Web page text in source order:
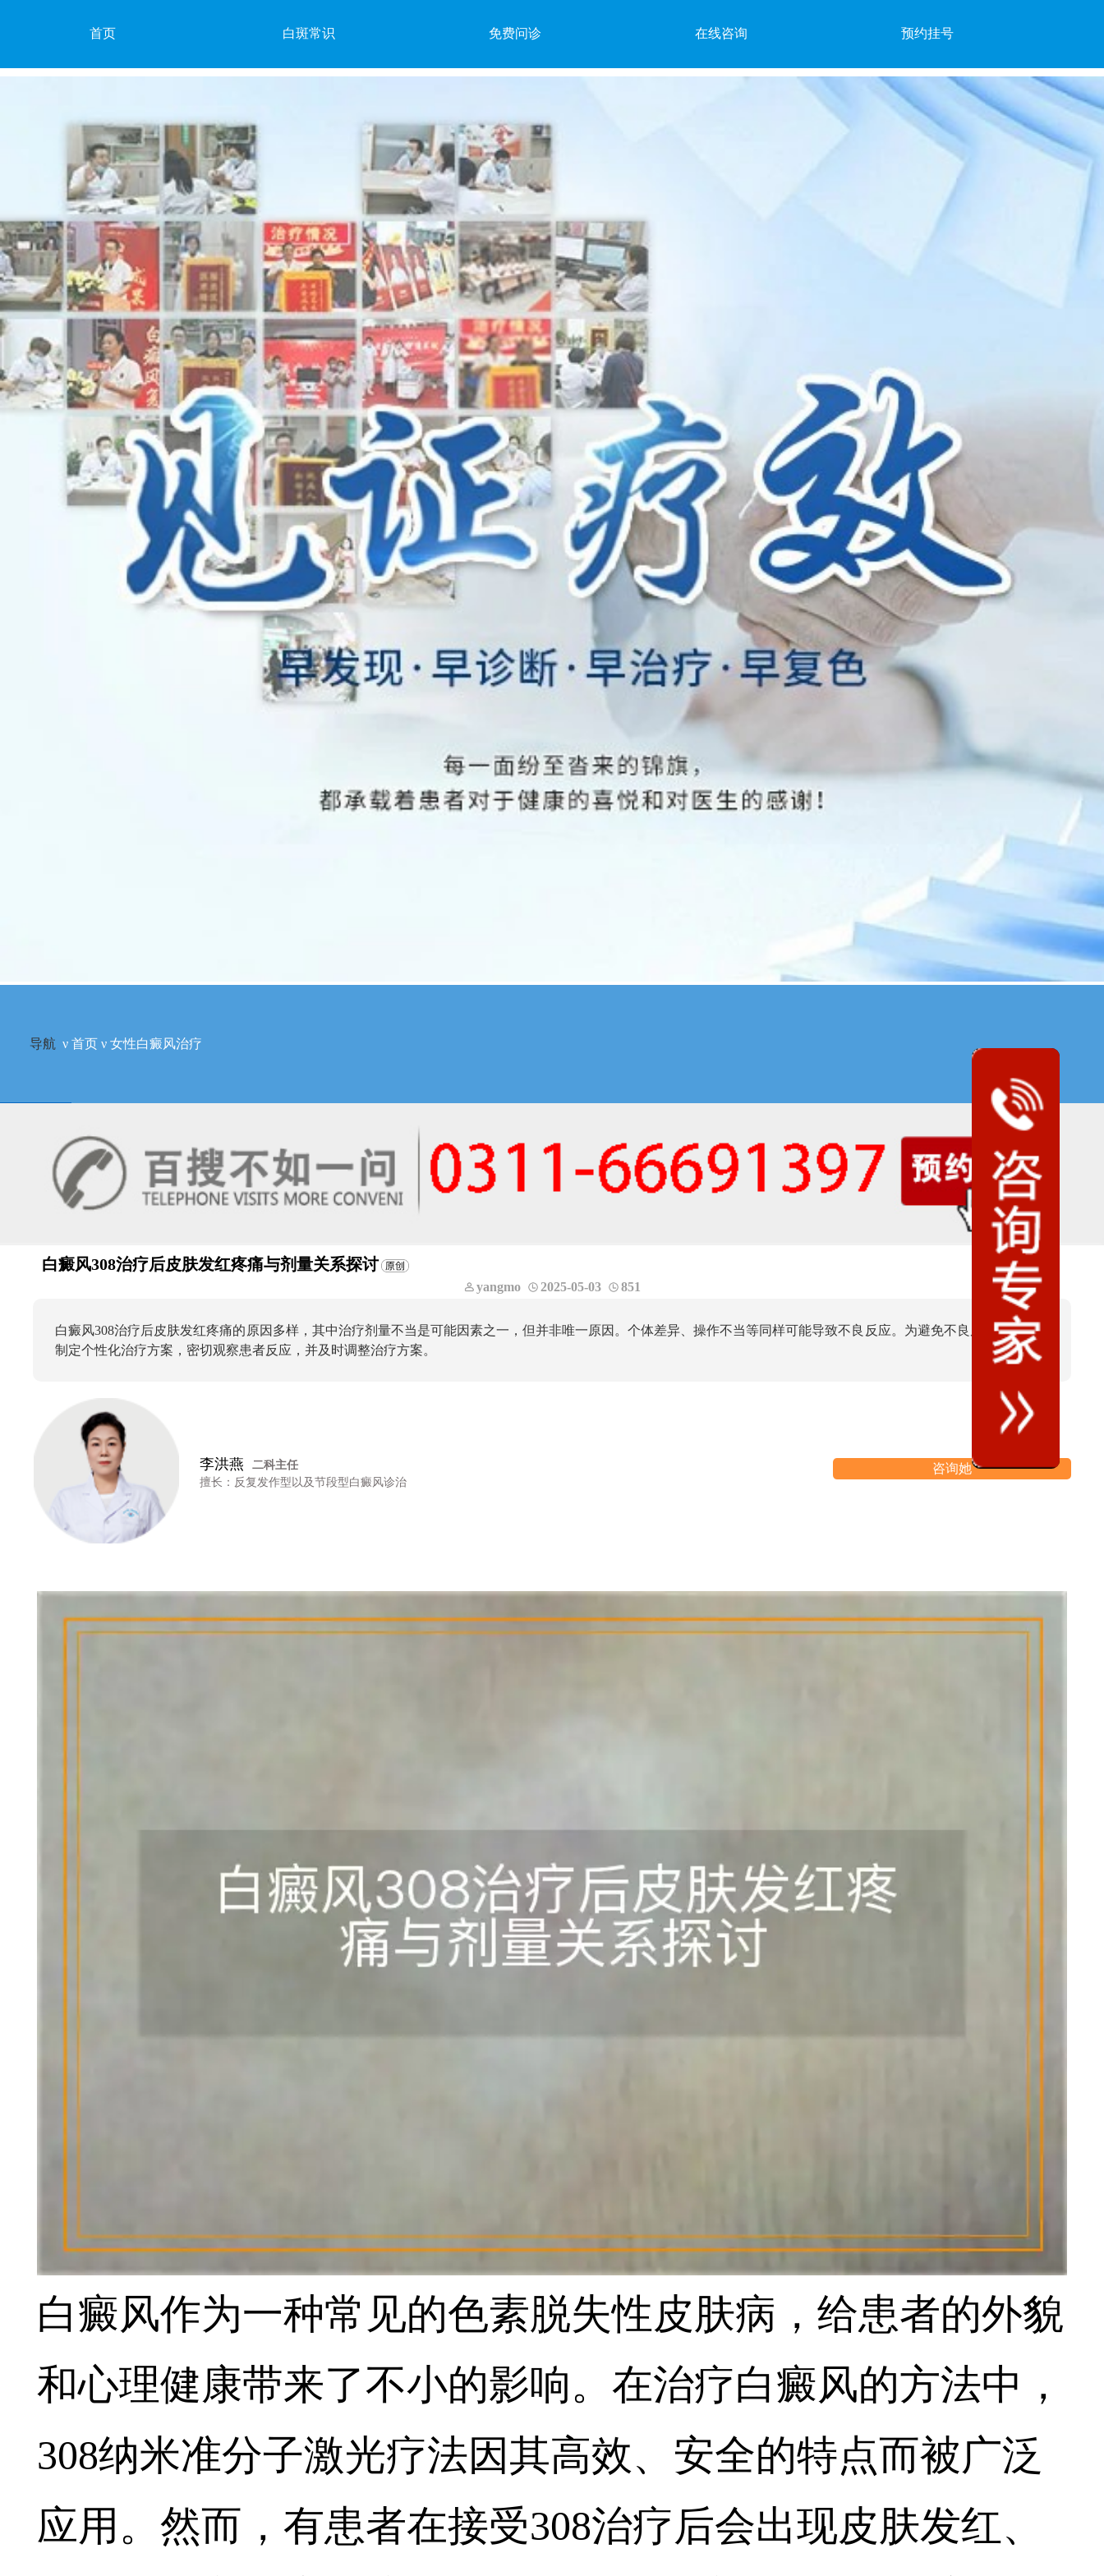
首页 白斑常识 免费问诊 在线咨询 预约挂号
导航 ν 首页ν 女性白癜风治疗
白癜风308治疗后皮肤发红疼痛与剂量关系探讨
yangmo 2025-05-03 851
白癜风308治疗后皮肤发红疼痛的原因多样，其中治疗剂量不当是可能因素之一，但并非唯一原因。个体差异、操作不当等同样可能导致不良反应。为避免不良反应，医生应
制定个性化治疗方案，密切观察患者反应，并及时调整治疗方案。
二科主任
擅长：反复发作型以及节段型白癜风诊治
白癜风作为一种常见的色素脱失性皮肤病，给患者的外貌
和心理健康带来了不小的影响。在治疗白癜风的方法中，
308纳米准分子激光疗法因其高效、安全的特点而被广泛
应用。然而，有患者在接受308治疗后会出现皮肤发红、